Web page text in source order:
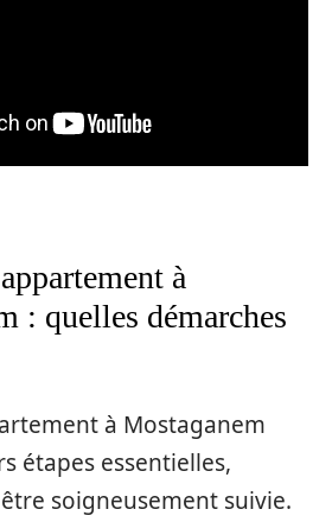
à
: quelles démarches
à Mostaganem
étapes essentielles,
soigneusement suivie.